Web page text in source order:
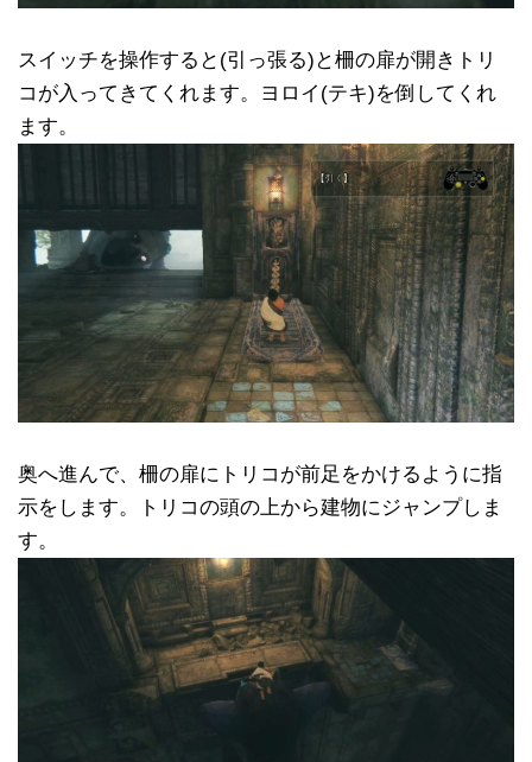
スイッチを操作すると(引っ張る)と柵の扉が開きトリ
コが入ってきてくれます。ヨロイ(テキ)を倒してくれ
ます。
奥へ進んで、柵の扉にトリコが前足をかけるように指
示をします。トリコの頭の上から建物にジャンプしま
す。